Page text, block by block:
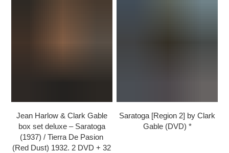
Jean Harlow & Clark Gable
box set deluxe – Saratoga
(1937) /​ Tierra De Pasion
(Red Dust) 1932. 2 DVD + 32
Saratoga [Region 2] by Clark
Gable (DVD)